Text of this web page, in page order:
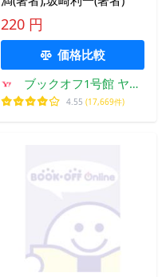
220 円
価格比較
ブックオフ1号館 ヤフ
ーショッピング店
4.55 (17,669件)